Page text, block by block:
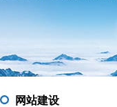
网站建设